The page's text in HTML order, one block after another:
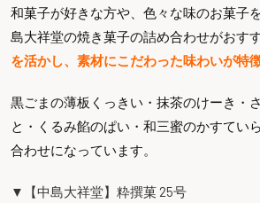
和菓子が好きな方や、色々な味のお菓子
島大祥堂の焼き菓子の詰め合わせがおすす
を活かし、素材にこだわった味わいが特
黒ごまの薄板くっきい・抹茶のけーき・
と・くるみ餡のぱい・和三蜜のかすてい
合わせになっています。
▼【中島大祥堂】粋撰菓 25号